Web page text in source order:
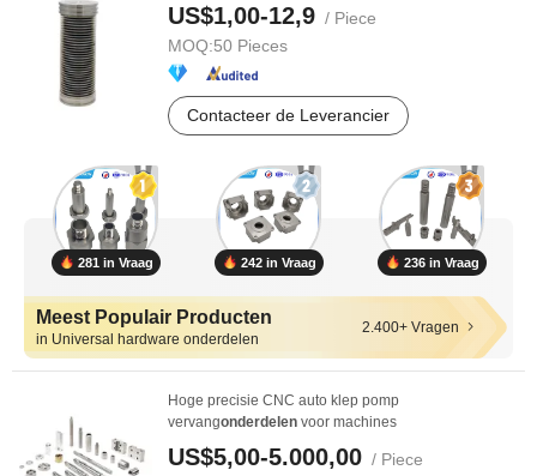
US$1,00-12,9 / Piece
MOQ:50 Pieces
Contacteer de Leverancier
281 in Vraag 242 in Vraag 236 in Vraag
Meest Populair Producten
in Universal hardware onderdelen
2.400+ Vragen
Hoge precisie CNC auto klep pomp
vervangonderdelen voor machines
US$5,00-5.000,00 / Piece